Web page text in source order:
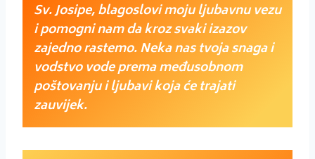
Sv. Josipe, blagoslovi moju ljubavnu vezu
i pomogni nam da kroz svaki izazov
zajedno rastemo. Neka nas tvoja snaga i
vodstvo vode prema međusobnom
poštovanju i ljubavi koja će trajati
zauvijek.